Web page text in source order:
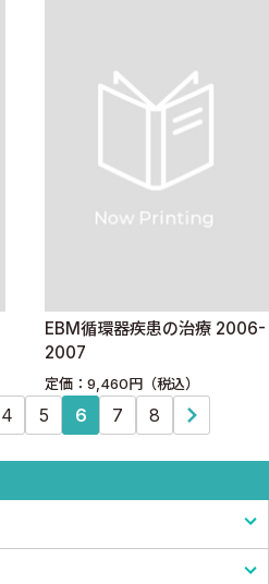
EBM循環器疾患の治療 2006-
2007
定価：9,460円（税込）
4 5 6 7 8